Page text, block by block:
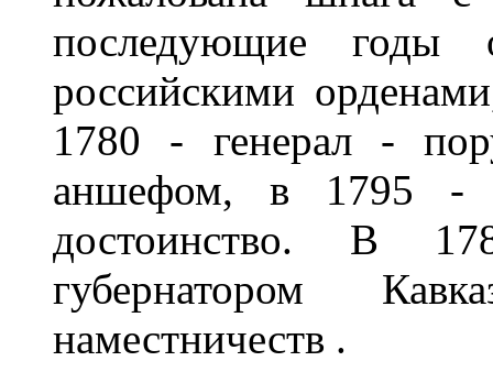
последующие годы
российскими
1780 - генерал -
аншефом, в 1795 -
достоинство. В
губернатором
наместничеств .